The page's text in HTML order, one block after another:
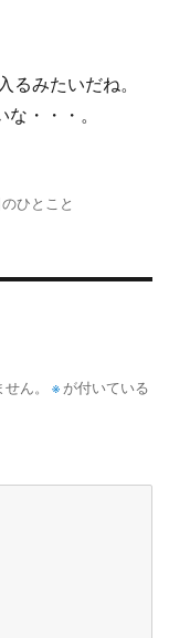
みたいだね。
・・・。
ひとこと
ん。 ※が付いている